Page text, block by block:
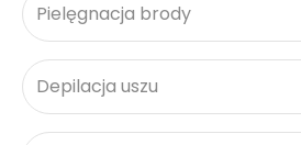
Pielęgnacja brody
Depilacja uszu